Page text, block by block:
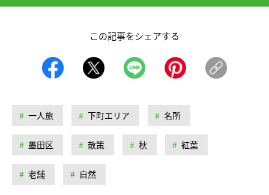
この記事をシェアする
一人旅 下町エリア 名所
墨田区 散策 秋 紅葉
老舗 自然